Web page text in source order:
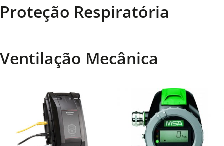
Proteção Respiratória
Ventilação Mecânica